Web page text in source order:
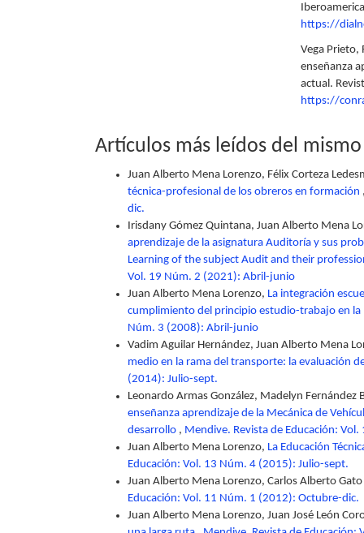
https://
Vega Prieto,
enseñanza
actual.
https://
Artículos más leídos del
Juan Alberto Mena Lorenzo, Félix Corteza
técnica-profesional de los obreros en formación
dic.
Irisdany Gómez Quintana, Juan Alberto Mena
aprendizaje de la asignatura Auditoría y sus
Learning of the subject Audit and their
Vol. 19 Núm. 2 (2021): Abril-junio
Juan Alberto Mena Lorenzo, La integración
cumplimiento del principio estudio-trabajo en la
Núm. 3 (2008): Abril-junio
Vadim Aguilar Hernández, Juan Alberto Mena
medio en la rama del transporte: la evaluación
(2014): Julio-sept.
Leonardo Armas González, Madelyn
enseñanza aprendizaje de la Mecánica de
desarrollo , Mendive. Revista de Educación:
Juan Alberto Mena Lorenzo, La Educación
Educación: Vol. 13 Núm. 4 (2015): Julio-sept.
Juan Alberto Mena Lorenzo, Carlos Alberto
Educación: Vol. 11 Núm. 1 (2012): Octubre-dic.
Juan Alberto Mena Lorenzo, Juan José León